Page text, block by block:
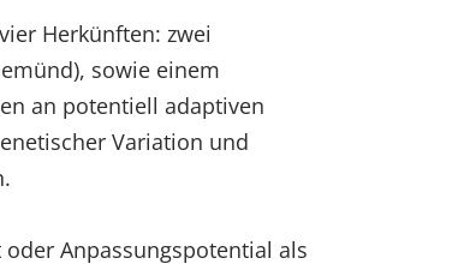
Herkünften: zwei
sowie einem
an potentiell adaptiven
Variation und
Anpassungspotential als